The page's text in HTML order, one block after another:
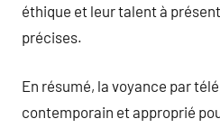
éthique et leur talent à
précises.
En résumé, la voyance par
contemporain et approprié